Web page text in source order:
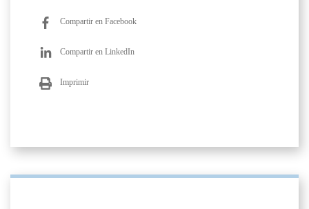
Compartir en Facebook
Compartir en LinkedIn
Imprimir